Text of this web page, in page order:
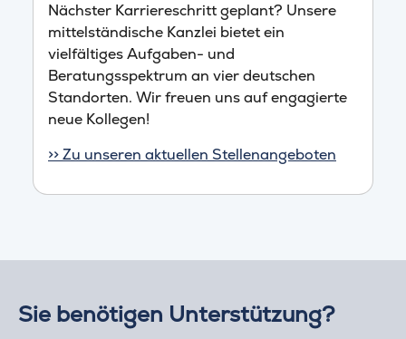
Nächster Karriereschritt geplant? Unsere
mittelständische Kanzlei bietet ein
vielfältiges Aufgaben- und
Beratungsspektrum an vier deutschen
Standorten. Wir freuen uns auf engagierte
neue Kollegen!
>> Zu unseren aktuellen Stellenangeboten
Sie benötigen Unterstützung?